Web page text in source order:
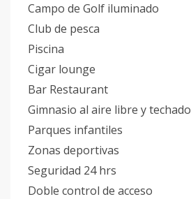
Campo de Golf iluminado
Club de pesca
Piscina
Cigar lounge
Bar Restaurant
Gimnasio al aire libre y techado
Parques infantiles
Zonas deportivas
Seguridad 24 hrs
Doble control de acceso